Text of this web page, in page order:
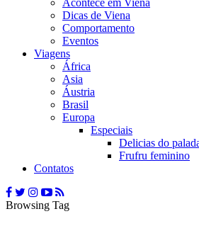
Dicas de Viena
Comportamento
Eventos
Viagens
África
Asia
Áustria
Brasil
Europa
Especiais
Delicias do
Frufru feminino
Contatos
Browsing Tag